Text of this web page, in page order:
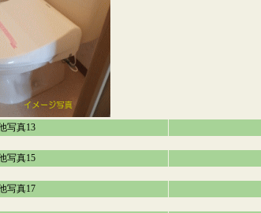
写真13
写真15
写真17